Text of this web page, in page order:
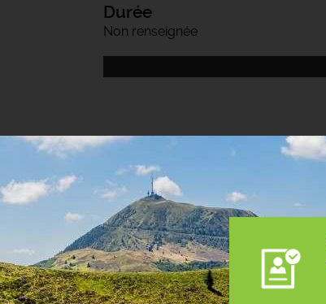
Durée
Non renseignée